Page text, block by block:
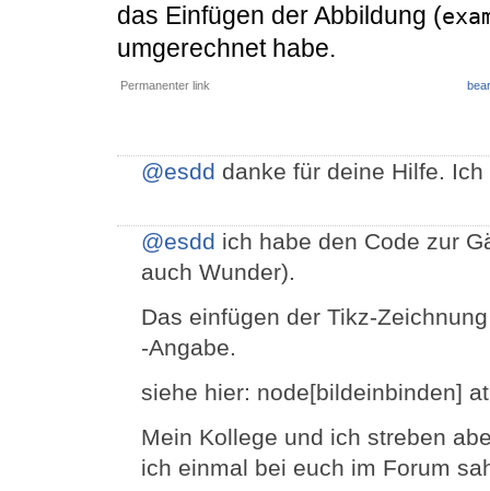
das Einfügen der Abbildung (
umgerechnet habe.
Permanenter link
@esdd danke für deine Hilfe.
@esdd ich habe den Code zur
auch Wunder).
Das einfügen der Tikz-
-Angabe.
siehe hier: node[bildeinbinden]
Mein Kollege und ich streben
ich einmal bei euch im Forum